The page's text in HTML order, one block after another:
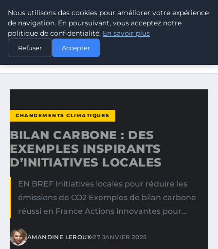
CLIMATE GUARDIAN
ACCUEIL
CHANGEMENTS CLIMATIQUES
BILAN CARBONE : DES EXEMPLES INSPIRANTS
CHANGEMENTS CLIMATIQUES
BILAN CARBONE : DES
EXEMPLES INSPIRANTS
D’INITIATIVES LOCALES
EN BREF Initiatives locales pour réduire les
émissions de CO2 Exemples de bilan carbone
réussi en France Actions innovantes pour…
AMANDINE LEROUX•27 JANVIER 2025
Nous utilisons des cookies pour améliorer votre expérience
de navigation. En poursuivant, vous acceptez notre
politique de confidentialité. En savoir plus
Refuser Accepter